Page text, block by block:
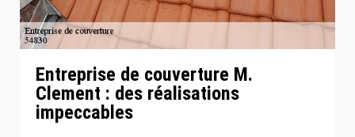
Entreprise de couverture M.
Clement : des réalisations
impeccables